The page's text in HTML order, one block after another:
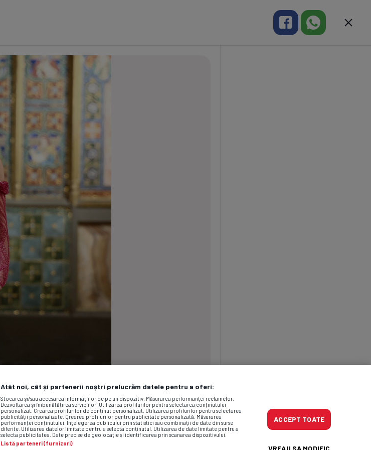
Atât noi, cât și partenerii noștri prelucrăm datele pentru a oferi:
Stocarea și/sau accesarea informațiilor de pe un dispozitiv. Măsurarea performanței reclamelor.
Dezvoltarea și îmbunătățirea serviciilor. Utilizarea profilurilor pentru selectarea conținutului
personalizat. Crearea profilurilor de conținut personalizat. Utilizarea profilurilor pentru selectarea
publicității personalizate. Crearea profilurilor pentru publicitate personalizată. Măsurarea
performanței conținutului. Înțelegerea publicului prin statistici sau combinații de date din surse
diferite. Utilizarea datelor limitate pentru a selecta conținutul. Utilizarea de date limitate pentru a
selecta publicitatea. Date precise de geolocație și identificarea prin scanarea dispozitivului.
Listă parteneri (furnizori)
ACCEPT TOATE
VREAU SA MODIFIC